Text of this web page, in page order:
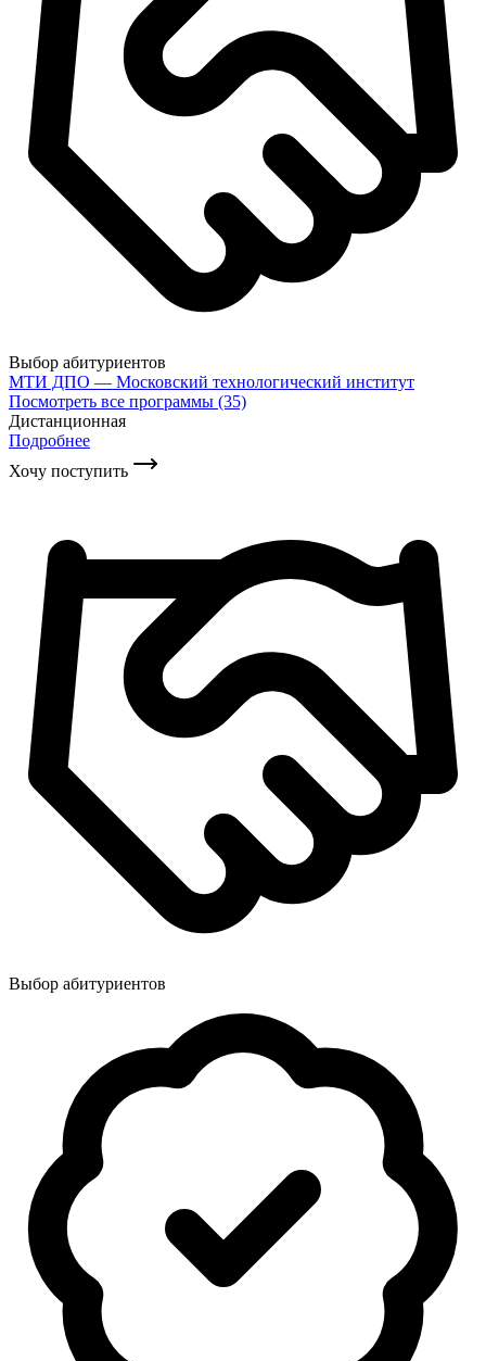
Выбор абитуриентов
МТИ ДПО — Московский технологический институт
Посмотреть все программы (35)
Дистанционная
Подробнее
Хочу поступить
Выбор абитуриентов